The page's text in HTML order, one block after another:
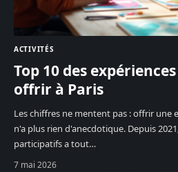
ACTIVITÉS
Top 10 des
offrir à Paris
Les chiffres ne mentent pas : offrir une
n'a plus rien d'anecdotique. Depuis
participatifs a tout…
7 mai 2026